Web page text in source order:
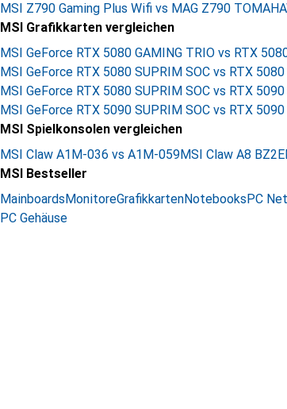
MSI Z790 Gaming Plus Wifi vs MAG Z790
MSI Grafikkarten vergleichen
MSI GeForce RTX 5080 GAMING TRIO vs RTX
MSI GeForce RTX 5080 SUPRIM SOC vs RTX 5080
MSI GeForce RTX 5080 SUPRIM SOC vs RTX
MSI GeForce RTX 5090 SUPRIM SOC vs RTX 5090
MSI Spielkonsolen vergleichen
MSI Claw A1M-036 vs A1M-059MSI Claw A8
MSI Bestseller
MainboardsMonitoreGrafikkartenNotebooksPC
PC Gehäuse